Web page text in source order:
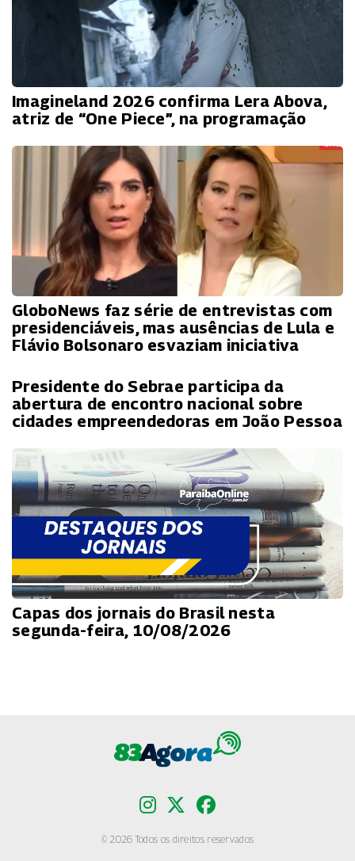
Imagineland 2026 confirma Lera Abova,
atriz de “One Piece”, na programação
GloboNews faz série de entrevistas com
presidenciáveis, mas ausências de Lula e
Flávio Bolsonaro esvaziam iniciativa
Presidente do Sebrae participa da
abertura de encontro nacional sobre
cidades empreendedoras em João Pessoa
Capas dos jornais do Brasil nesta
segunda-feira, 10/08/2026
© 2026 Todos os direitos reservados